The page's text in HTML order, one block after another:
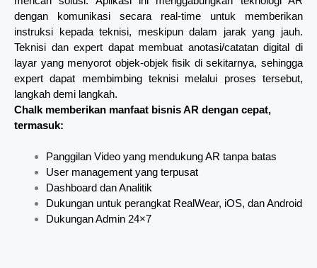
dengan komunikasi secara real-time untuk memberikan
instruksi kepada teknisi, meskipun dalam jarak yang jauh.
Teknisi dan expert dapat membuat anotasi/catatan digital di
layar yang menyorot objek-objek fisik di sekitarnya, sehingga
expert dapat membimbing teknisi melalui proses tersebut,
langkah demi langkah.
Chalk memberikan manfaat bisnis AR dengan cepat,
termasuk:
Panggilan Video yang mendukung AR tanpa batas
User management yang terpusat
Dashboard dan Analitik
Dukungan untuk perangkat RealWear, iOS, dan Android
Dukungan Admin 24×7